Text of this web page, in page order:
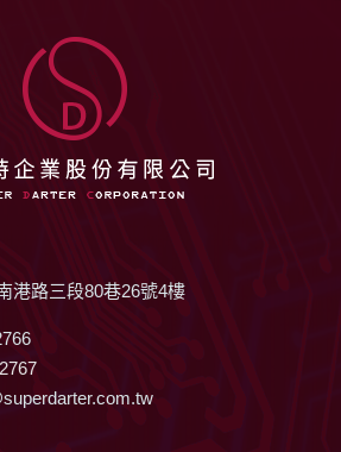
港路三段80巷26號4樓